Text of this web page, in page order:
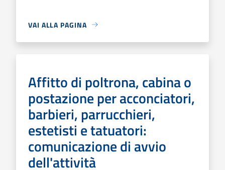
VAI ALLA PAGINA
Affitto di poltrona, cabina o
postazione per acconciatori,
barbieri, parrucchieri,
estetisti e tatuatori:
comunicazione di avvio
dell'attività